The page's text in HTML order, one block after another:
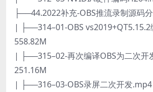
├──44.2022补充-OBS推流录制源码
| ├──314–01-OBS
558.82M
| ├──315–02-再次编译OBS为二次开
251.16M
| ├──316–03-OBS录屏二次开发